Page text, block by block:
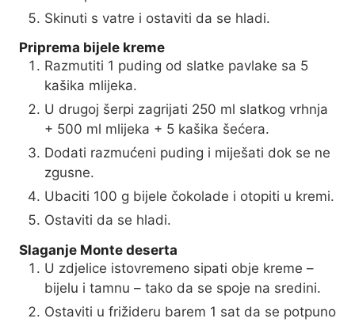
Skinuti s vatre i ostaviti da se hladi.
Priprema bijele kreme
Razmutiti 1 puding od slatke pavlake sa 5
kašika mlijeka.
U drugoj šerpi zagrijati 250 ml slatkog vrhnja
+ 500 ml mlijeka + 5 kašika šećera.
Dodati razmućeni puding i miješati dok se ne
zgusne.
Ubaciti 100 g bijele čokolade i otopiti u kremi.
Ostaviti da se hladi.
Slaganje Monte deserta
U zdjelice istovremeno sipati obje kreme –
bijelu i tamnu – tako da se spoje na sredini.
Ostaviti u frižideru barem 1 sat da se potpuno